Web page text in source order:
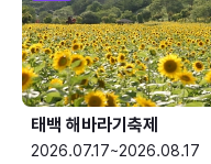
태백 해바라기축제
2026.07.17~2026.08.17